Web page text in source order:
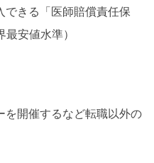
きる「医師賠償責任保
安値水準）
開催するなど転職以外の